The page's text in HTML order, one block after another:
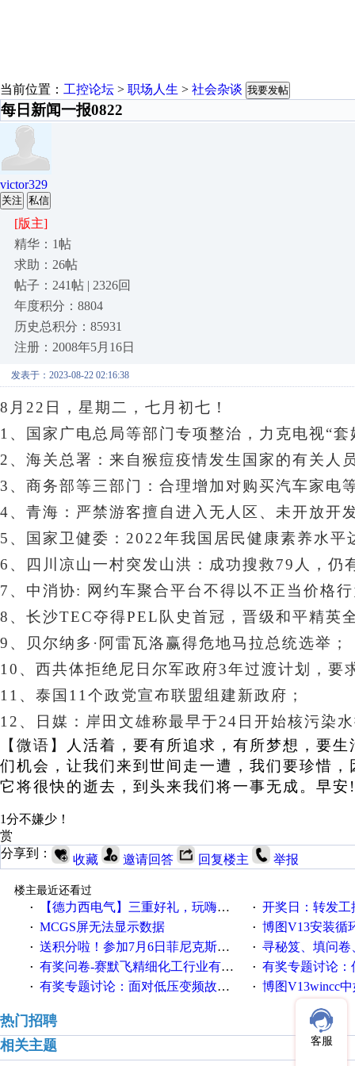
当前位置： 工控论坛 > 职场人生 > 社会杂谈 我要发帖
每日新闻一报0822
victor329
关注 私信
[版主]
精华：1帖
求助：26帖
帖子：241帖 | 2326回
年度积分：8804
历史总积分：85931
注册：2008年5月16日
发表于：2023-08-22 02:16:38
8月22日，星期二 ，七月初七！
1、国家广电总局等部门专项整治，力克电视“
2、海关总署：来自猴痘疫情发生国家的有关人
3、 商务部等三部门：合理增加对购买汽车家电
4、青海：严禁游客擅自进入无人区、未开放开
5、国家卫健委：2022年我国居民健康素养水平
6、四川凉山一村突发山洪：成功搜救79人，仍
7、中消协: 网约车聚合平台不得以不正当价格
8、长沙TEC夺得PEL队史首冠，晋级和平精英
9、贝尔纳多·阿雷瓦洛赢得危地马拉总统选举；
10、西共体拒绝尼日尔军政府3年过渡计划，要
11、泰国11个政党宣布联盟组建新政府；
12、
日媒：岸田文雄称最早于24日开始核污染
【微语】
人活着，要有所追求，有所梦想，要
们机会，让我们来到世间走一遭，我们要珍惜
它将很快的逝去，到头来我们将一事无成。早安!
1分不嫌少！
赏
分享到：
收藏 邀请回答 回复楼主 举报
楼主最近还看过
·
【德力西电气】三重好礼，玩嗨夏日！ · 开奖日：转发工控速派
· MCGS屏无法显示数据 · 博图V13安装循环重启
· 送积分啦！参加7月6日菲尼克斯在线研讨会即得 · 寻秘笈、填问卷
· 有奖问卷-赛默飞精细化工行业有奖调查来袭！ · 有奖专题讨论：伺服选择
· 有奖专题讨论：面对低压变频故障，老手是这样解决的！ · 博图V13wincc中如何
热门招聘
相关主题
客服